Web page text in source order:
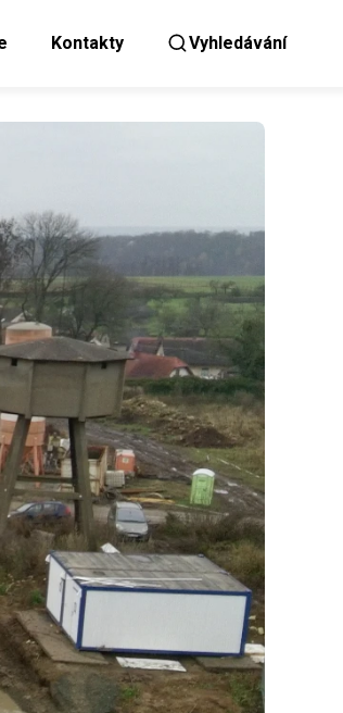
Kontakty Vyhledávání